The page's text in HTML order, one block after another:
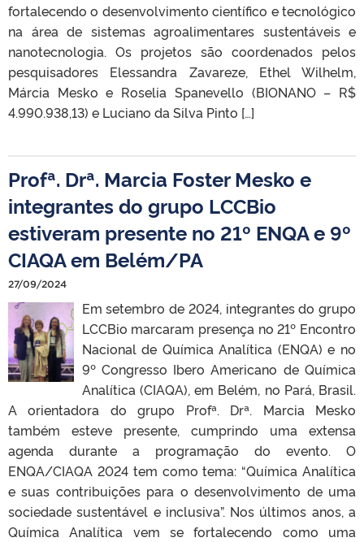
fortalecendo o desenvolvimento científico e tecnológico
na área de sistemas agroalimentares sustentáveis e
nanotecnologia. Os projetos são coordenados pelos
pesquisadores Elessandra Zavareze, Ethel Wilhelm,
Márcia Mesko e Roselia Spanevello (BIONANO – R$
4.990.938,13) e Luciano da Silva Pinto […]
Profª. Drª. Marcia Foster Mesko e
integrantes do grupo LCCBio
estiveram presente no 21º ENQA e 9º
CIAQA em Belém/PA
27/09/2024
Em setembro de 2024, integrantes do grupo
LCCBio marcaram presença no 21º Encontro
Nacional de Química Analítica (ENQA) e no
9º Congresso Ibero Americano de Química
Analítica (CIAQA), em Belém, no Pará, Brasil.
A orientadora do grupo Profª. Drª. Marcia Mesko
também esteve presente, cumprindo uma extensa
agenda durante a programação do evento. O
ENQA/CIAQA 2024 tem como tema: “Química Analítica
e suas contribuições para o desenvolvimento de uma
sociedade sustentável e inclusiva”. Nos últimos anos, a
Química Analítica vem se fortalecendo como uma